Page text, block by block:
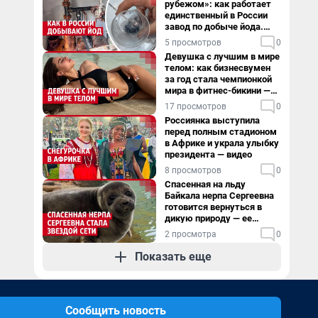
рубежом»: как работает
единственный в России
завод по добыче йода.
Видео
5 просмотров 0
Девушка с лучшим в мире
телом: как бизнесвумен
за год стала чемпионкой
мира в фитнес-бикини —
видео
17 просмотров 0
Россиянка выступила
перед полным стадионом
в Африке и украла улыбку
президента — видео
8 просмотров 0
Спасенная на льду
Байкала нерпа Сергеевна
готовится вернуться в
дикую природу — ее
видеоистория
2 просмотра 0
Показать еще
Сообщить новость